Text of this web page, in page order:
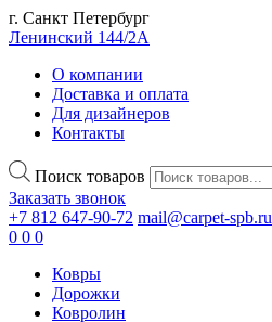
г. Санкт Петербург
Ленинский 144/2А
О компании
Доставка и оплата
Для дизайнеров
Контакты
Поиск товаров
Заказать звонок
+7 812 647-90-72 mail@carpet-spb.ru
0 0 0
Ковры
Дорожки
Ковролин